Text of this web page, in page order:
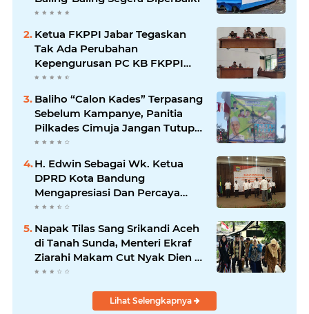
Ketua FKPPI Jabar Tegaskan
Tak Ada Perubahan
Kepengurusan PC KB FKPPI
Sumedang, Ketua Cabang
Diminta Segera Konsolidasi
Baliho “Calon Kades” Terpasang
Sebelum Kampanye, Panitia
Pilkades Cimuja Jangan Tutup
Mata
H. Edwin Sebagai Wk. Ketua
DPRD Kota Bandung
Mengapresiasi Dan Percaya
Penuh Kepada Kepemimpinan
Merdi Hajiji Sebagai ketua DPD
Lpm Kota Bandung Periode
2021-2026
Napak Tilas Sang Srikandi Aceh
di Tanah Sunda, Menteri Ekraf
Ziarahi Makam Cut Nyak Dien di
Sumedang
Lihat Selengkapnya